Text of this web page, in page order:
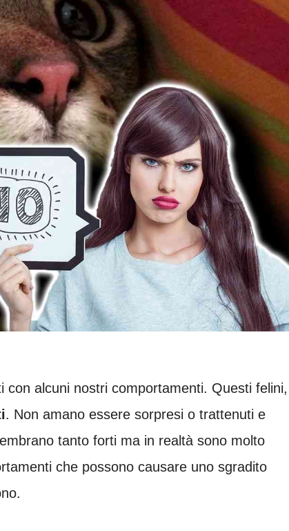
alcuni nostri comportamenti. Questi felini,
. Non amano essere sorpresi o trattenuti e
tanto forti ma in realtà sono molto
che possono causare uno sgradito